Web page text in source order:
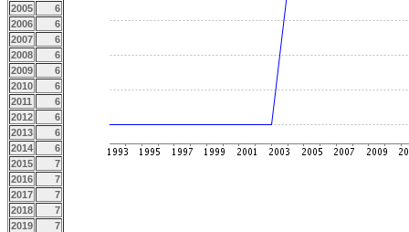
2005
6
2006
6
2007
6
2008
6
2009
6
2010
6
2011
6
2012
6
2013
6
2014
6
2015
7
2016
7
2017
7
2018
7
2019
7